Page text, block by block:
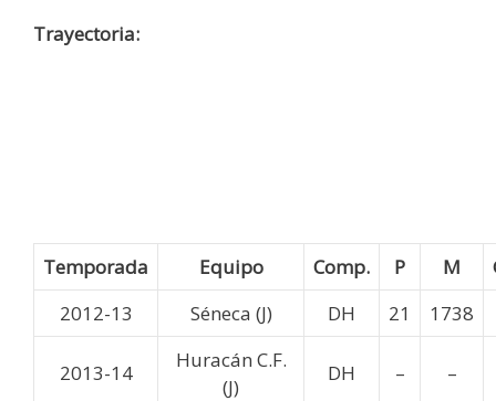
Trayectoria:
Temporada Equipo Comp. P M
2012-13
Séneca (J) DH 21 1738
2013-14
Huracán C.F.
(J)
DH – –